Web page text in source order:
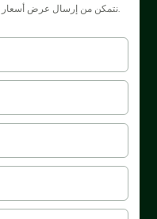
نتمكن من إرسال عرض أسعار مجاني لمجموعة واسعة من التصاميم لدينا.